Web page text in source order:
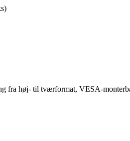
fra høj- til tværformat, VESA-